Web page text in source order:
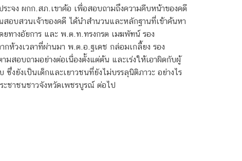
จง ผกก.สภ.เขาค้อ เพื่อสอบถามถึงความคืบหน้าของคดี
บสวนเจ้าของคดี ได้นำสำนวนและหลักฐานที่เข้าค้นหา
ทางอัยการ และ พ.ต.ท.ทรงกรต เมฆพัฑน์ รอง
วงเวลาที่ผ่านมา พ.ต.อ.ฐเดช กล่อมเกลี้ยง รอง
สอบถามอย่างต่อเนื่องตั้งแต่ต้น และเร่งให้เอาผิดกับผู้
งยังเป็นเด็กและเยาวชนที่ยังไม่บรรลุนิติภาวะ อย่างไร
ะชาชนชาวจังหวัดเพชรบูรณ์ ต่อไป